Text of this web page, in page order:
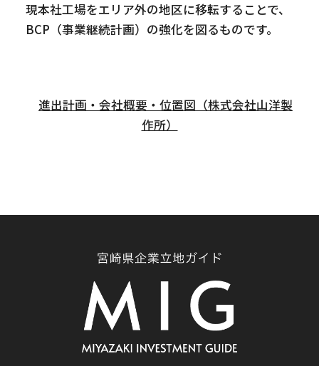
現本社工場をエリア外の地区に移転することで、
BCP（事業継続計画）の強化を図るものです。
進出計画・会社概要・位置図（株式会社山洋製
作所）